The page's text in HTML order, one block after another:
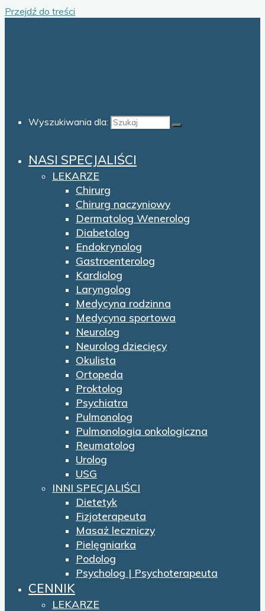
Przejdź do treści
Wyszukiwania dla:
NASI SPECJALIŚCI
LEKARZE
Chirurg
Chirurg naczyniowy
Dermatolog Wenerolog
Diabetolog
Endokrynolog
Gastroenterolog
Kardiolog
Laryngolog
Medycyna rodzinna
Medycyna sportowa
Neurolog
Neurolog dziecięcy
Okulista
Ortopeda
Proktolog
Psychiatra
Pulmonolog
Pulmonologia onkologiczna
Reumatolog
Urolog
USG
INNI SPECJALIŚCI
Dietetyk
Fizjoterapeuta
Masaż leczniczy
Pielęgniarka
Podolog
Psycholog | Psychoterapeuta
CENNIK
LEKARZE